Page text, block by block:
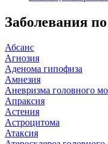
Заболевания
Абсанс
Агнозия
Аденома гипофиза
Амнезия
Аневризма головного
Апраксия
Астения
Астроцитома
Атаксия